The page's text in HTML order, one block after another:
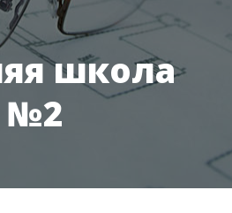
школа
№2